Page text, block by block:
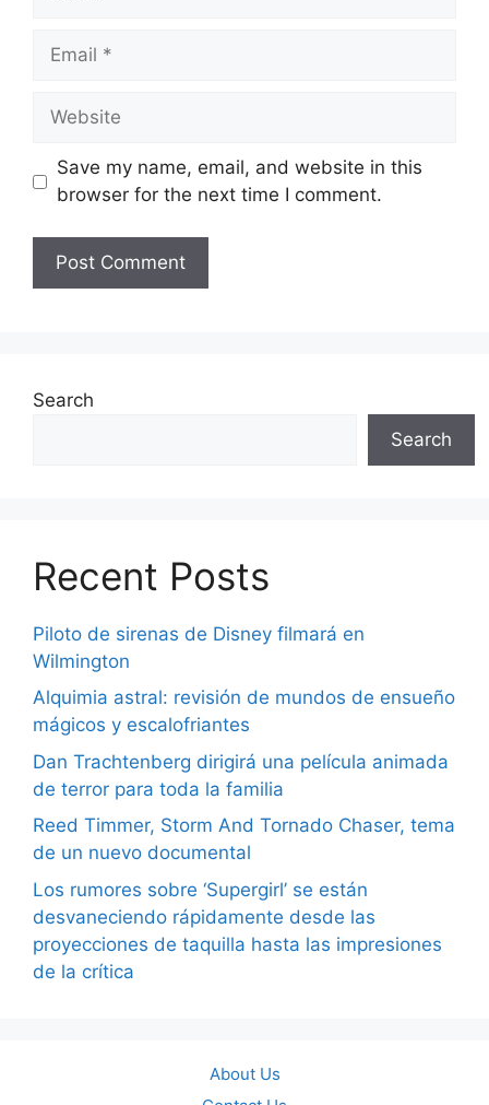
Email
Website
Save my name, email, and website in this
browser for the next time I comment.
Search
Search
Recent Posts
Piloto de sirenas de Disney filmará en
Wilmington
Alquimia astral: revisión de mundos de ensueño
mágicos y escalofriantes
Dan Trachtenberg dirigirá una película animada
de terror para toda la familia
Reed Timmer, Storm And Tornado Chaser, tema
de un nuevo documental
Los rumores sobre ‘Supergirl’ se están
desvaneciendo rápidamente desde las
proyecciones de taquilla hasta las impresiones
de la crítica
About Us